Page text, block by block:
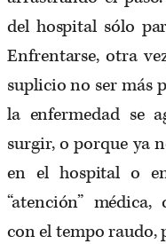
del hospital sólo
Enfrentarse, otra
suplicio no ser más
la enfermedad se
surgir, o porque ya
en el hospital o
“atención”
con el tempo raudo,